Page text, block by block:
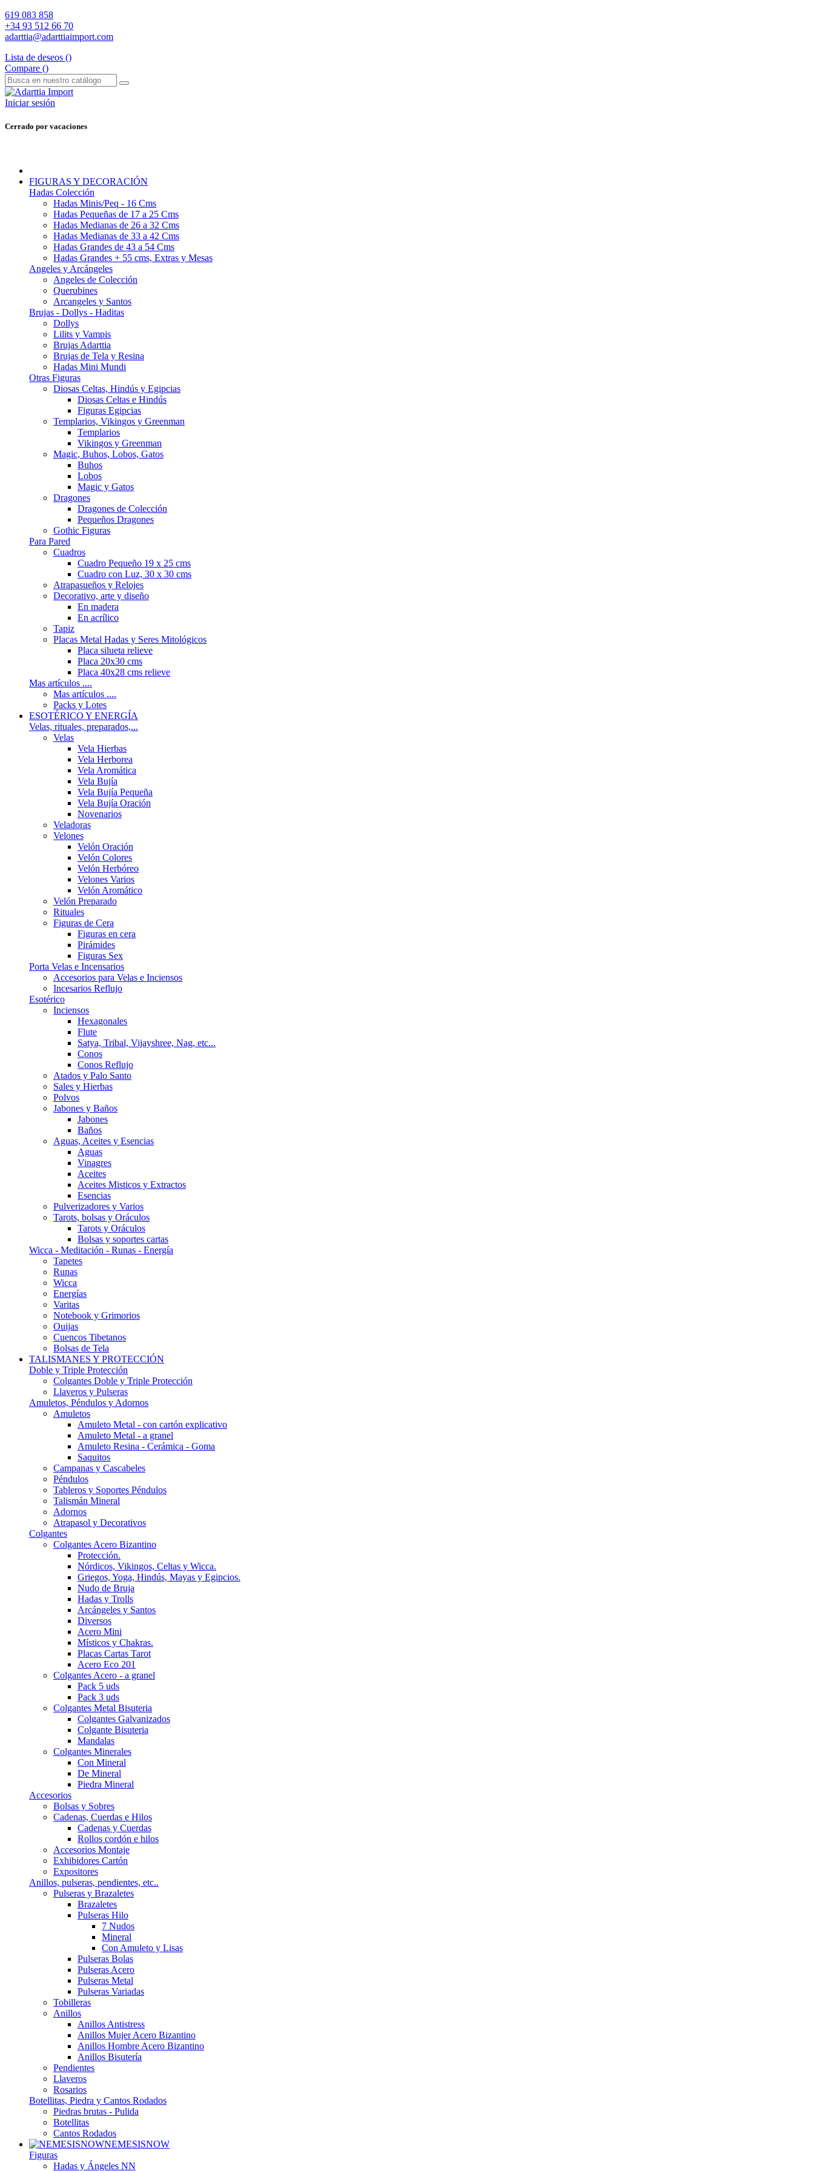
619 083 858
+34 93 512 66 70
adarttia@adarttiaimport.com
Lista de deseos ()
Compare ()
Iniciar sesión
Cerrado por vacaciones
FIGURAS Y DECORACIÓN
Hadas Colección
Hadas Minis/Peq - 16 Cms
Hadas Pequeñas de 17 a 25 Cms
Hadas Medianas de 26 a 32 Cms
Hadas Medianas de 33 a 42 Cms
Hadas Grandes de 43 a 54 Cms
Hadas Grandes + 55 cms, Extras y Mesas
Angeles y Arcángeles
Angeles de Colección
Querubines
Arcangeles y Santos
Brujas - Dollys - Haditas
Dollys
Lilits y Vampis
Brujas Adarttia
Brujas de Tela y Resina
Hadas Mini Mundi
Otras Figuras
Diosas Celtas, Hindús y Egipcias
Diosas Celtas e Hindús
Figuras Egipcias
Templarios, Vikingos y Greenman
Templarios
Vikingos y Greenman
Magic, Buhos, Lobos, Gatos
Buhos
Lobos
Magic y Gatos
Dragones
Dragones de Colección
Pequeños Dragones
Gothic Figuras
Para Pared
Cuadros
Cuadro Pequeño 19 x 25 cms
Cuadro con Luz, 30 x 30 cms
Atrapasueños y Relojes
Decorativo, arte y diseño
En madera
En acrílico
Tapiz
Placas Metal Hadas y Seres Mitológicos
Placa silueta relieve
Placa 20x30 cms
Placa 40x28 cms relieve
Mas artículos ....
Mas artículos ....
Packs y Lotes
ESOTÉRICO Y ENERGÍA
Velas, rituales, preparados,...
Velas
Vela Hierbas
Vela Herborea
Vela Aromática
Vela Bujía
Vela Bujía Pequeña
Vela Bujía Oración
Novenarios
Veladoras
Velones
Velón Oración
Velón Colores
Velón Herbóreo
Velones Varios
Velón Aromático
Velón Preparado
Rituales
Figuras de Cera
Figuras en cera
Pirámides
Figuras Sex
Porta Velas e Incensarios
Accesorios para Velas e Inciensos
Incesarios Reflujo
Esotérico
Inciensos
Hexagonales
Flute
Satya, Tribal, Vijayshree, Nag, etc...
Conos
Conos Reflujo
Atados y Palo Santo
Sales y Hierbas
Polvos
Jabones y Baños
Jabones
Baños
Aguas, Aceites y Esencias
Aguas
Vinagres
Aceites
Aceites Misticos y Extractos
Esencias
Pulverizadores y Varios
Tarots, bolsas y Oráculos
Tarots y Oráculos
Bolsas y soportes cartas
Wicca - Meditación - Runas - Energía
Tapetes
Runas
Wicca
Energías
Varitas
Notebook y Grimorios
Ouijas
Cuencos Tibetanos
Bolsas de Tela
TALISMANES Y PROTECCIÓN
Doble y Triple Protección
Colgantes Doble y Triple Protección
Llaveros y Pulseras
Amuletos, Péndulos y Adornos
Amuletos
Amuleto Metal - con cartón explicativo
Amuleto Metal - a granel
Amuleto Resina - Cerámica - Goma
Saquitos
Campanas y Cascabeles
Péndulos
Tableros y Soportes Péndulos
Talismán Mineral
Adornos
Atrapasol y Decorativos
Colgantes
Colgantes Acero Bizantino
Protección.
Nórdicos, Vikingos, Celtas y Wicca.
Griegos, Yoga, Hindús, Mayas y Egipcios.
Nudo de Bruja
Hadas y Trolls
Arcángeles y Santos
Diversos
Acero Mini
Místicos y Chakras.
Placas Cartas Tarot
Acero Eco 201
Colgantes Acero - a granel
Pack 5 uds
Pack 3 uds
Colgantes Metal Bisuteria
Colgantes Galvanizados
Colgante Bisuteria
Mandalas
Colgantes Minerales
Con Mineral
De Mineral
Piedra Mineral
Accesorios
Bolsas y Sobres
Cadenas, Cuerdas e Hilos
Cadenas y Cuerdas
Rollos cordón e hilos
Accesorios Montaje
Exhibidores Cartón
Expositores
Anillos, pulseras, pendientes, etc..
Pulseras y Brazaletes
Brazaletes
Pulseras Hilo
7 Nudos
Mineral
Con Amuleto y Lisas
Pulseras Bolas
Pulseras Acero
Pulseras Metal
Pulseras Variadas
Tobilleras
Anillos
Anillos Antistress
Anillos Mujer Acero Bizantino
Anillos Hombre Acero Bizantino
Anillos Bisutería
Pendientes
Llaveros
Rosarios
Botellitas, Piedra y Cantos Rodados
Piedras brutas - Pulida
Botellitas
Cantos Rodados
NEMESISNOW
Figuras
Hadas y Ángeles NN